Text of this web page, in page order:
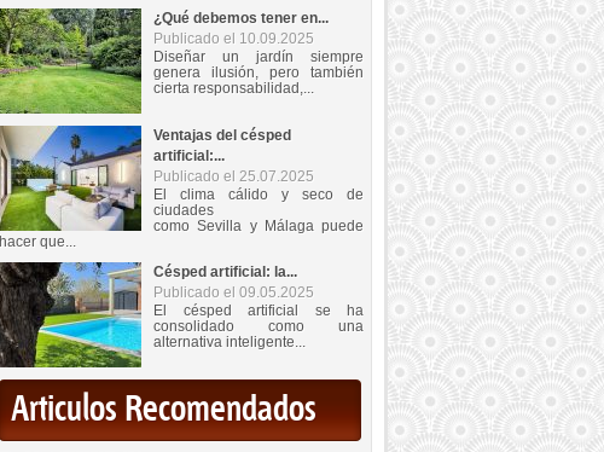
¿Qué debemos tener en...
Publicado el 10.09.2025
Diseñar un jardín siempre
genera ilusión, pero también
cierta responsabilidad,...
Ventajas del césped
artificial:...
Publicado el 25.07.2025
El clima cálido y seco de
ciudades
como Sevilla y Málaga puede
hacer que...
Césped artificial: la...
Publicado el 09.05.2025
El césped artificial se ha
consolidado como una
alternativa inteligente...
Articulos Recomendados